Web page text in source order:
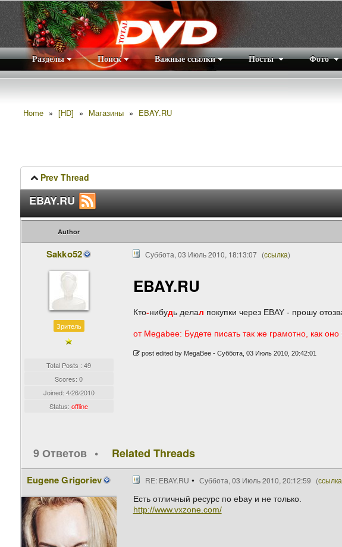
Разделы Поиск Важные ссылки Посты Фото
Home » [HD] » Магазины » EBAY.RU
Prev Thread
EBAY.RU
Author
Sakko52
Зритель
Total Posts : 49
Scores: 0
Joined: 4/26/2010
Status:offline
Суббота, 03 Июль 2010, 18:13:07 (ссылка)
EBAY.RU
Кто-нибудь делал покупки через EBAY - прошу
от Megabee: Будете писать так же грамотно, как
post edited by MegaBee - Суббота, 03 Июль 2010, 20:42:01
9 Ответов Related Threads
Eugene Grigoriev RE: EBAY.RU Суббота, 03 Июль 2010, 20:12:59 (ссылка
Есть отличный ресурс по ebay и не только.
http://www.vxzone.com/